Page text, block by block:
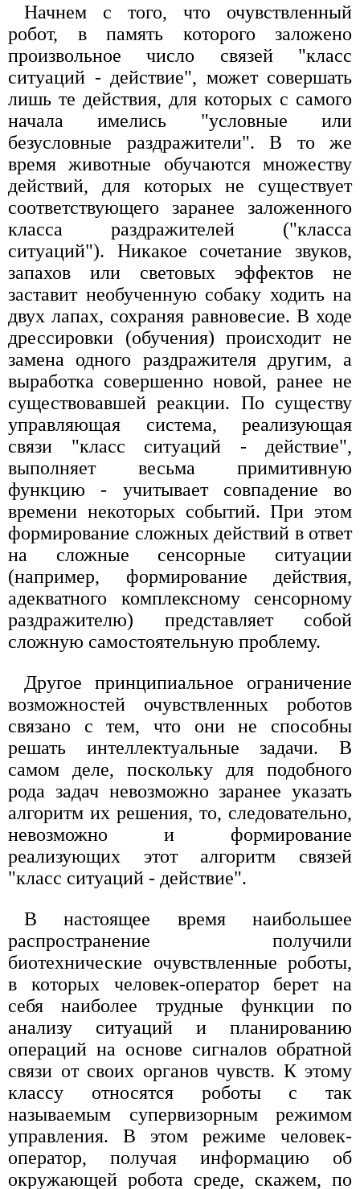
Начнем с того, что очувствленный
робот, в память которого заложено
произвольное число связей "класс
ситуаций - действие", может совершать
лишь те действия, для которых с самого
начала имелись "условные или
безусловные раздражители". В то же
время животные обучаются множеству
действий, для которых не существует
соответствующего заранее заложенного
класса раздражителей ("класса
ситуаций"). Никакое сочетание звуков,
запахов или световых эффектов не
заставит необученную собаку ходить на
двух лапах, сохраняя равновесие. В ходе
дрессировки (обучения) происходит не
замена одного раздражителя другим, а
выработка совершенно новой, ранее не
существовавшей реакции. По существу
управляющая система, реализующая
связи "класс ситуаций - действие",
выполняет весьма примитивную
функцию - учитывает совпадение во
времени некоторых событий. При этом
формирование сложных действий в ответ
на сложные сенсорные ситуации
(например, формирование действия,
адекватного комплексному сенсорному
раздражителю) представляет собой
сложную самостоятельную проблему.
Другое принципиальное ограничение
возможностей очувствленных роботов
связано с тем, что они не способны
решать интеллектуальные задачи. В
самом деле, поскольку для подобного
рода задач невозможно заранее указать
алгоритм их решения, то, следовательно,
невозможно и формирование
реализующих этот алгоритм связей
"класс ситуаций - действие".
В настоящее время наибольшее
распространение получили
биотехнические очувствленные роботы,
в которых человек-оператор берет на
себя наиболее трудные функции по
анализу ситуаций и планированию
операций на основе сигналов обратной
связи от своих органов чувств. К этому
классу относятся роботы с так
называемым супервизорным режимом
управления. В этом режиме человек-
оператор, получая информацию об
окружающей робота среде, скажем, по